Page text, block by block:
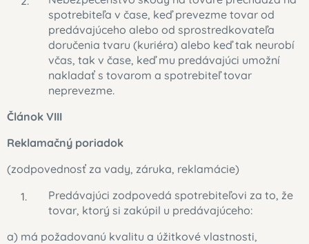
spotrebiteľa v čase, keď prevezme tovar od
predávajúceho alebo od sprostredkovateľa
doručenia tvaru (kuriéra) alebo keď tak neurobí
včas, tak v čase, keď mu predávajúci umožní
nakladať s tovarom a spotrebiteľ tovar
neprevezme.
Článok VIII
Reklamačný poriadok
(zodpovednosť za vady, záruka, reklamácie)
Predávajúci zodpovedá spotrebiteľovi za to, že
tovar, ktorý si zakúpil u predávajúceho:
a) má požadovanú kvalitu a úžitkové vlastnosti,